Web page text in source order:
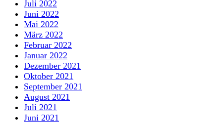
Juli 2022
Juni 2022
Mai 2022
März 2022
Februar 2022
Januar 2022
Dezember 2021
Oktober 2021
September 2021
August 2021
Juli 2021
Juni 2021